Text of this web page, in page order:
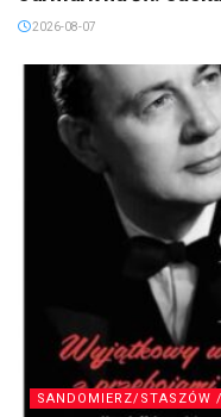
2026-08-07
SANDOMIERZ/STASZÓW